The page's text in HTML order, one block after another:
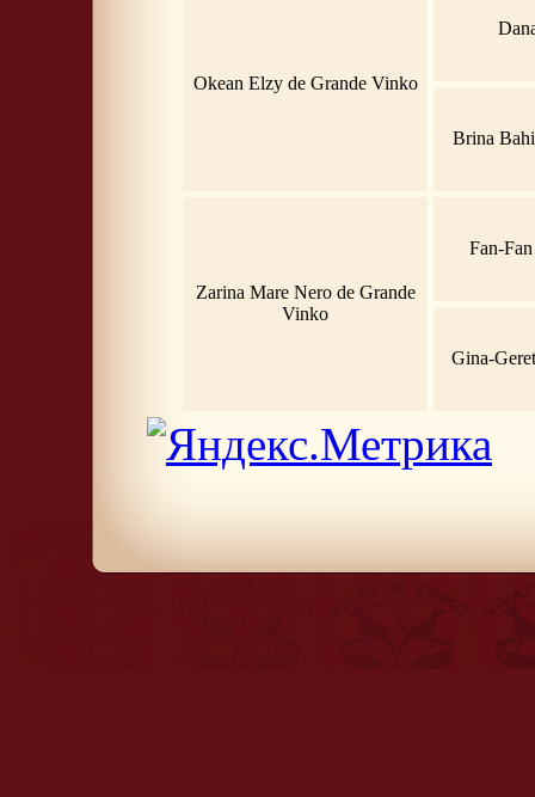
Okean Elzy de Grande Vinko
Brina
Zarina Mare Nero de Grande
Vinko
Fan-
Gina-